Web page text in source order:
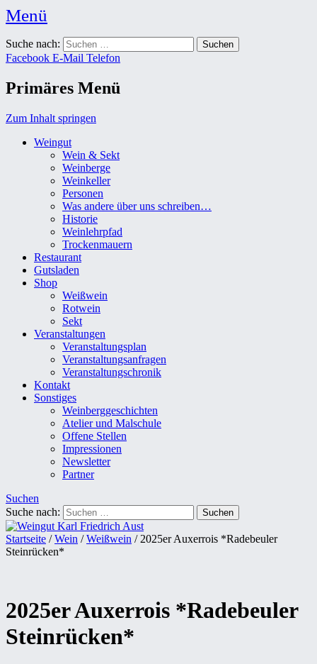
Menü
Weingut Karl Friedrich Aust
Das Weingut im Herzen der Radebeuler Oberlößnitz
Suche nach:
Facebook E-Mail Telefon
Primäres Menü
Zum Inhalt springen
Weingut
Wein & Sekt
Weinberge
Weinkeller
Personen
Was andere über uns schreiben…
Historie
Weinlehrpfad
Trockenmauern
Restaurant
Gutsladen
Shop
Weißwein
Rotwein
Sekt
Veranstaltungen
Veranstaltungsplan
Veranstaltungsanfragen
Veranstaltungschronik
Kontakt
Sonstiges
Weinberggeschichten
Atelier und Malschule
Offene Stellen
Impressionen
Newsletter
Partner
Suchen
Suche nach:
Startseite /Wein /Weißwein / 2025er Auxerrois *Radebeuler
Steinrücken*
2025er Auxerrois *Radebeuler
Steinrücken*